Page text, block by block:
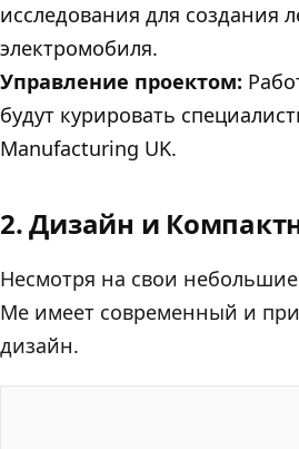
исследования для создания
электромобиля.
Управление проектом:
будут курировать
Manufacturing UK.
2. Дизайн и
Несмотря на свои
Me имеет современный и
дизайн.